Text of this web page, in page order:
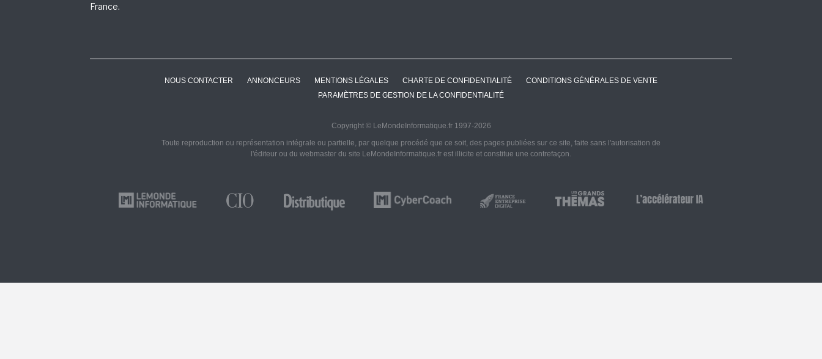
France.
NOUS CONTACTER ANNONCEURS MENTIONS LÉGALES CHARTE DE CONFIDENTIALITÉ
CONDITIONS GÉNÉRALES DE VENTE
PARAMÈTRES DE GESTION DE LA CONFIDENTIALITÉ
Copyright © LeMondeInformatique.fr 1997-2026
Toute reproduction ou représentation intégrale ou partielle, par quelque procédé que ce soit, des pages publiées sur ce site, faite sans l'autorisation de
l'éditeur ou du webmaster du site LeMondeInformatique.fr est illicite et constitue une contrefaçon.